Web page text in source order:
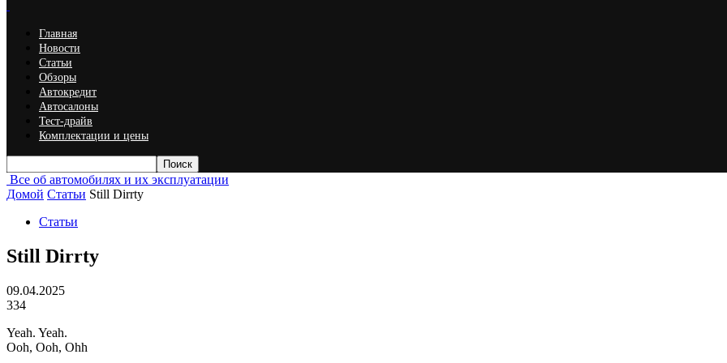
Главная
Новости
Статьи
Обзоры
Автокредит
Автосалоны
Тест-драйв
Комплектации и цены
Все об автомобилях и их эксплуатации
Домой Статьи Still Dirrty
Статьи
Still Dirrty
09.04.2025
334
Yeah. Yeah.
Ooh, Ooh, Ohh